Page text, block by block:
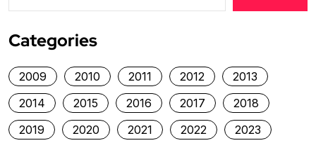
Categories
2009 2010 2011 2012
2013
2014
2015 2016 2017
2018
2019
2020 2021 2022
2023